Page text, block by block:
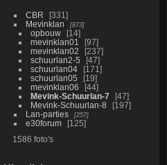
CBR
331
Mevinklan
873
opbouw
14
mevinklan01
97
mevinklan02
237
schuurlan2-5
47
schuurlan04
171
schuurlan05
19
mevinklan06
44
Mevink-Schuurlan-7
47
Mevink-Schuurlan-8
197
Lan-parties
257
e30forum
125
1586 foto's